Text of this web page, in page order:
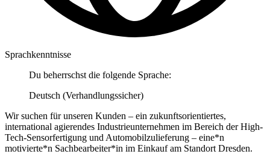
Sprachkenntnisse
Du beherrschst die folgende Sprache:
Deutsch (Verhandlungssicher)
Wir suchen für unseren Kunden – ein zukunftsorientiertes,
international agierendes Industrieunternehmen im Bereich der High-
Tech-Sensorfertigung und Automobilzulieferung – eine*n
motivierte*n Sachbearbeiter*in im Einkauf am Standort Dresden.